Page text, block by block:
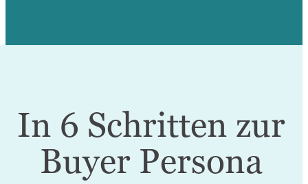
In 6 Schritten zur
Buyer Persona